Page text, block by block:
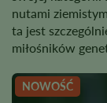
nutami
ta jest
miłośników
NOWOŚĆ